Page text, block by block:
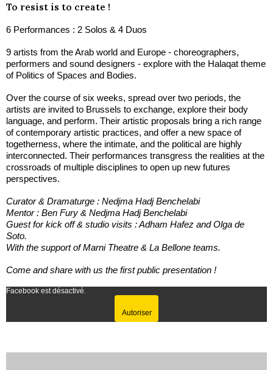
To resist is to create !
6 Performances : 2 Solos & 4 Duos
9 artists from the Arab world and Europe - choreographers,
performers and sound designers - explore with the Halaqat theme
of Politics of Spaces and Bodies.
Over the course of six weeks, spread over two periods, the
artists are invited to Brussels to exchange, explore their body
language, and perform. Their artistic proposals bring a rich range
of contemporary artistic practices, and offer a new space of
togetherness, where the intimate, and the political are highly
interconnected. Their performances transgress the realities at the
crossroads of multiple disciplines to open up new futures
perspectives.
Curator & Dramaturge : Nedjma Hadj Benchelabi
Mentor : Ben Fury & Nedjma Hadj Benchelabi
Guest for kick off & studio visits : Adham Hafez and Olga de
Soto.
With the support of Marni Theatre & La Bellone teams.
Come and share with us the first public presentation !
Facebook est désactivé.
Autoriser